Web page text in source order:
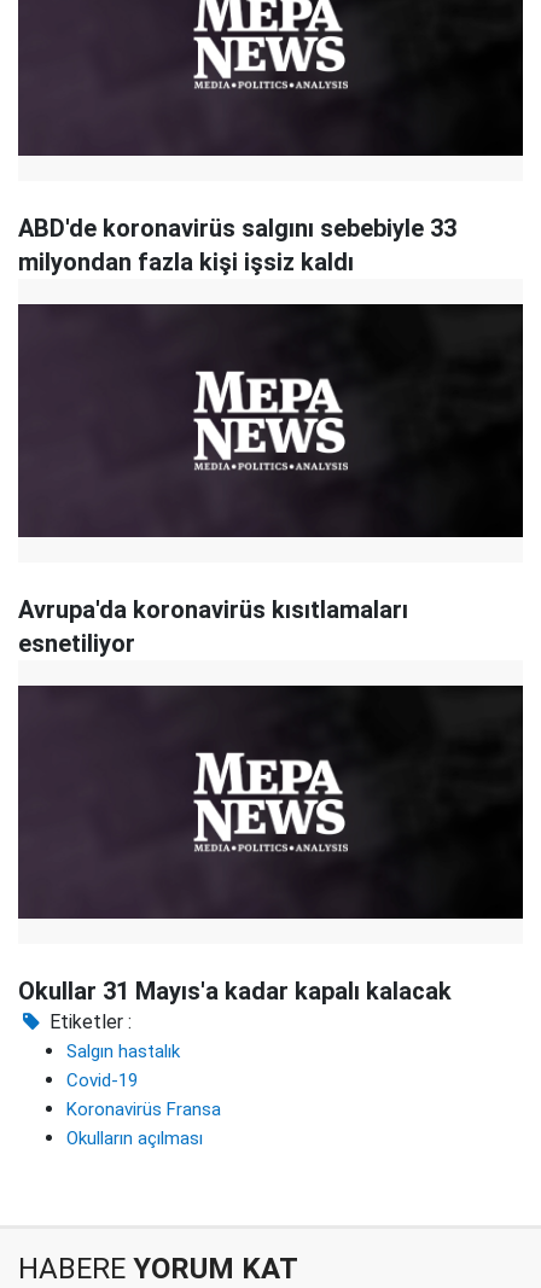
ABD'de koronavirüs salgını sebebiyle 33
milyondan fazla kişi işsiz kaldı
Avrupa'da koronavirüs kısıtlamaları
esnetiliyor
Okullar 31 Mayıs'a kadar kapalı kalacak
Etiketler :
Salgın hastalık
Covid-19
Koronavirüs Fransa
Okulların açılması
HABERE YORUM KAT